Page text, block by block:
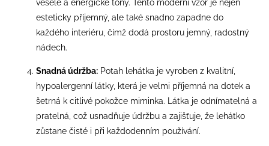
veselé a energické tóny. Tento moderní vzor je nejen
esteticky příjemný, ale také snadno zapadne do
každého interiéru, čímž dodá prostoru jemný, radostný
nádech.
Snadná údržba: Potah lehátka je vyroben z kvalitní,
hypoalergenní látky, která je velmi příjemná na dotek a
šetrná k citlivé pokožce miminka. Látka je odnímatelná a
pratelná, což usnadňuje údržbu a zajišťuje, že lehátko
zůstane čisté i při každodenním používání.